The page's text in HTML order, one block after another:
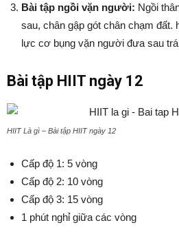
Bài tập ngồi vặn người: Ngồi
sau, chân gập gót chân chạm đất.
lực cơ bụng vặn người đưa sau
Bài tập HIIT ngày 12
HIIT Là gì – Bài tập HIIT ngày 12
Cấp độ 1: 5 vòng
Cấp độ 2: 10 vòng
Cấp độ 3: 15 vòng
1 phút nghỉ giữa các vòng